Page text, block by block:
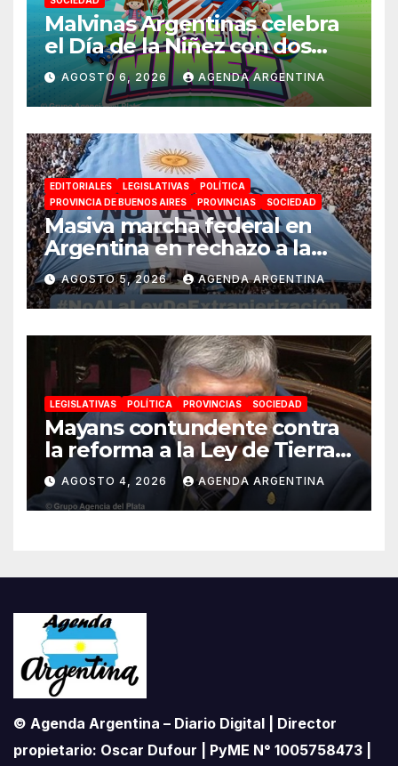
Malvinas Argentinas celebra
el Día de la Niñez con dos
jornadas de juegos,
espectáculos y actividades
para toda la familia
AGOSTO 6, 2026 AGENDA ARGENTINA
EDITORIALES LEGISLATIVAS
POLÍTICA
PROVINCIA DE BUENOS AIRES
PROVINCIAS SOCIEDAD
Masiva marcha federal en
Argentina en rechazo a la
reforma de la Ley de Tierras
impulsada por Milei: «La
soberanía no se negocia»
AGOSTO 5, 2026 AGENDA ARGENTINA
LEGISLATIVAS POLÍTICA PROVINCIAS SOCIEDAD
Mayans contundente contra
la reforma a la Ley de Tierras:
«Esta ley vende el país»
AGOSTO 4, 2026 AGENDA ARGENTINA
© Agenda Argentina – Diario Digital | Director
propietario: Oscar Dufour | PyME N° 1005758473 |